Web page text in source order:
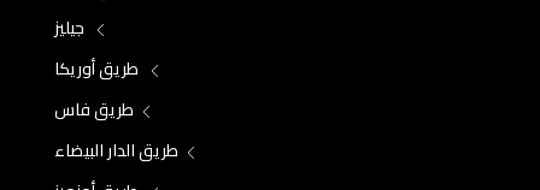
جيليز
طريق أوريكا
طريق فاس
طريق الدار البيضاء